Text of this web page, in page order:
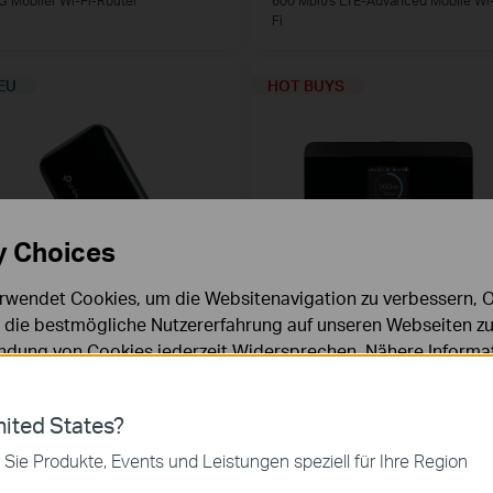
Fi
HOT BUYS
M7350
BUYS
States?
Sie Produkte, Events und Leistungen speziell für Ihre Region
Choices
Cookies, um die Websitenavigation zu verbessern,
bestmögliche Nutzererfahrung auf unseren Webseiten
von Cookies jederzeit Widersprechen. Nähere
zur Funktion der Website erforderlich und können in Ihren